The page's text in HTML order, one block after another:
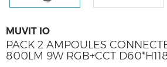
MUVIT IO
PACK 2 AMPOULES
800LM 9W RGB+CCT